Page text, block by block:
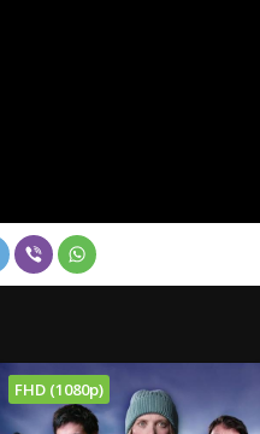
FHD (1080p)